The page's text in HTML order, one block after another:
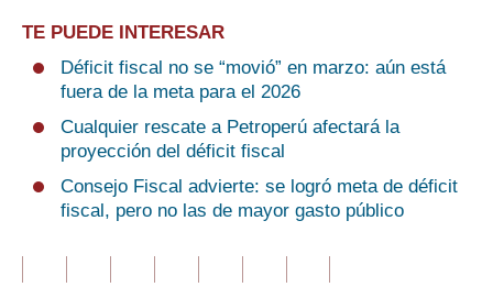
TE PUEDE INTERESAR
Déficit fiscal no se “movió” en marzo: aún está
fuera de la meta para el 2026
Cualquier rescate a Petroperú afectará la
proyección del déficit fiscal
Consejo Fiscal advierte: se logró meta de déficit
fiscal, pero no las de mayor gasto público